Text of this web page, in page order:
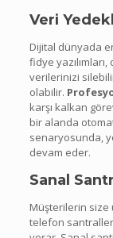
Veri
Dijital dünyada
fidye
verilerinizi
olabilir.
karşı kalkan
bir alanda
senaryosunda,
devam eder.
Sanal
Müşterilerin size
telefon